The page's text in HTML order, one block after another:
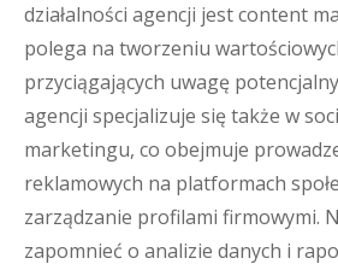
działalności agencji jest content
polega na tworzeniu
przyciągających uwagę
agencji specjalizuje się także w
marketingu, co obejmuje
reklamowych na platformach
zarządzanie profilami firmowymi.
zapomnieć o analizie danych i